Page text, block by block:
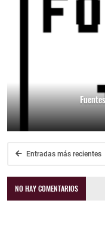
Entradas más recientes
NO HAY COMENTARIOS